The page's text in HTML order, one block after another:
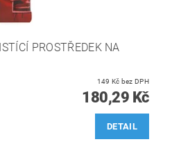
PROSTŘEDEK NA
149 Kč bez DPH
180,29 Kč
DETAIL